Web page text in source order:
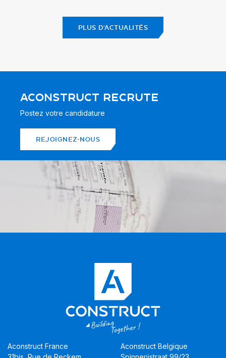
PLUS D'ACTUALITÉS
ACONSTRUCT RECRUTE
Postez votre candidature
REJOIGNEZ-NOUS
Aconstruct France
Aconstruct Belgique